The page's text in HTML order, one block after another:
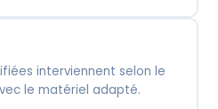
interviennent selon le
le matériel adapté.